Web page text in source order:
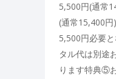
5,500円(通常
(通常15,400
5,500円必要
タル代は別途
ります特典⑤